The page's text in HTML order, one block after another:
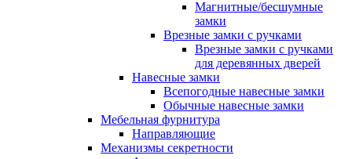
Магнитные/бесшумные
замки
Врезные замки с ручками
Врезные замки с ручками
для деревянных дверей
Навесные замки
Всепогодные навесные замки
Обычные навесные замки
Мебельная фурнитура
Направляющие
Механизмы секретности